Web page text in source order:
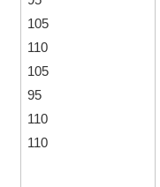
105
110
105
95
110
110